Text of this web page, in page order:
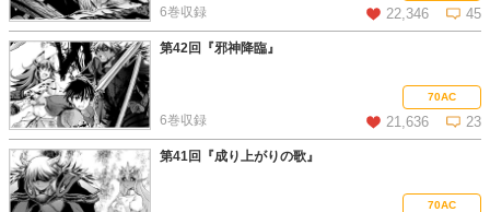
戦士、けれども誘惑には負けがちな平成世代。
22,346 45
6巻収録
この話を読む コメントを見る
第42回『邪神降臨』
70AC
21,636 23
6巻収録
この話を読む コメントを見る
第41回『成り上がりの歌』
70AC